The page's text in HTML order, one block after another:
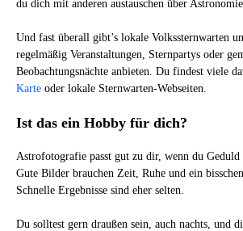
du dich mit anderen austauschen über
Und fast überall gibt’s lokale Volkssternwarten
regelmäßig Veranstaltungen, Sternpartys oder
Beobachtungsnächte anbieten. Du findest viele
Karte oder lokale Sternwarten-Webseiten.
Ist das ein Hobby für dich?
Astrofotografie passt gut zu dir, wenn du Geduld
Gute Bilder brauchen Zeit, Ruhe und ein
Schnelle Ergebnisse sind eher selten.
Du solltest gern draußen sein, auch nachts, und